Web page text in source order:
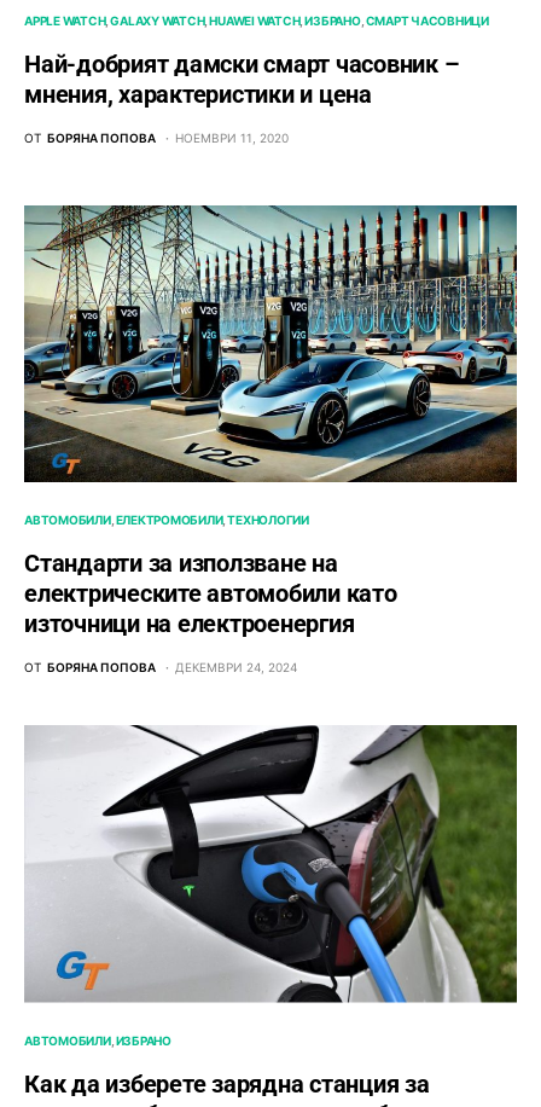
APPLE WATCH GALAXY WATCH HUAWEI WATCH ИЗБРАНО СМАРТ ЧАСОВНИЦИ
Най-добрият дамски смарт часовник –
мнения, характеристики и цена
ОТ БОРЯНА ПОПОВА НОЕМВРИ 11, 2020
АВТОМОБИЛИ ЕЛЕКТРОМОБИЛИ ТЕХНОЛОГИИ
Стандарти за използване на
електрическите автомобили като
източници на електроенергия
ОТ БОРЯНА ПОПОВА ДЕКЕМВРИ 24, 2024
АВТОМОБИЛИ ИЗБРАНО
Как да изберете зарядна станция за